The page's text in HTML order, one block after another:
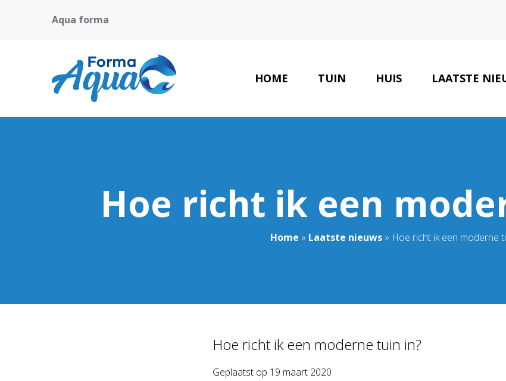
Aqua forma
HOME TUIN HUIS LAATSTE
Hoe richt ik een
Home » Laatste nieuws » Hoe richt ik een moderne
Hoe richt ik een moderne tuin in?
Geplaatst op 19 maart 2020